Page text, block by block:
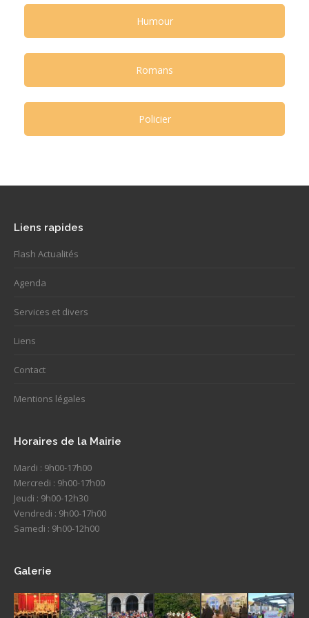
Humour
Romans
Policier
Liens rapides
Flash Actualités
Agenda
Services et divers
Liens
Contact
Mentions légales
Horaires de la Mairie
Mardi : 9h00-17h00
Mercredi : 9h00-17h00
Jeudi : 9h00-12h30
Vendredi : 9h00-17h00
Samedi : 9h00-12h00
Galerie